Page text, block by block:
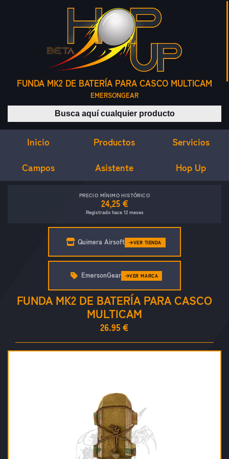
FUNDA MK2 DE BATERÍA PARA CASCO MULTICAM
EMERSONGEAR
Buscar productos
Inicio Productos Servicios
Campos Asistente Hop Up
PRECIO MÍNIMO HISTÓRICO
24,25 €
Registrado hace 12 meses
Quimera Airsoft VER TIENDA
FUNDA MK2 DE BATERÍA PARA CASCO
MULTICAM
26.95 €
EmersonGear VER MARCA